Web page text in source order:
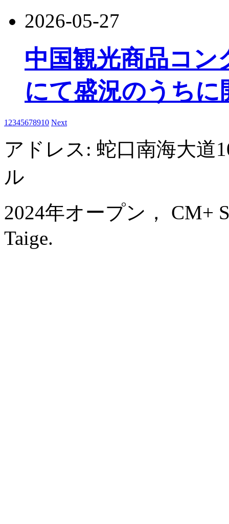
2026-05-27
中国観光商品コン
にて盛況のうち
1 2345678910 Next
アドレス: 蛇口南海大道
ル
2024年オープン， CM+
Taige.